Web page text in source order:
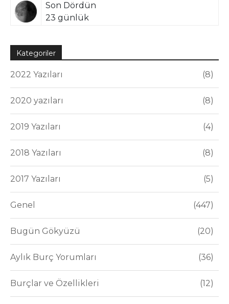
Son Dördün
23 günlük
Kategoriler
2022 Yazıları 8
2020 yazıları 8
2019 Yazıları 4
2018 Yazıları 8
2017 Yazıları 5
Genel 447
Bugün Gökyüzü 20
Aylık Burç Yorumları 36
Burçlar ve Özellikleri 12